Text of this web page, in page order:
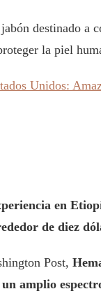
destinado a
la piel
Unidos:
en
de diez
Post,
amplio